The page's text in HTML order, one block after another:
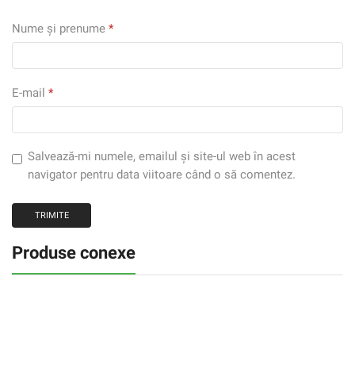
Nume și prenume *
E-mail *
Salvează-mi numele, emailul și site-ul web în acest
navigator pentru data viitoare când o să comentez.
Produse conexe